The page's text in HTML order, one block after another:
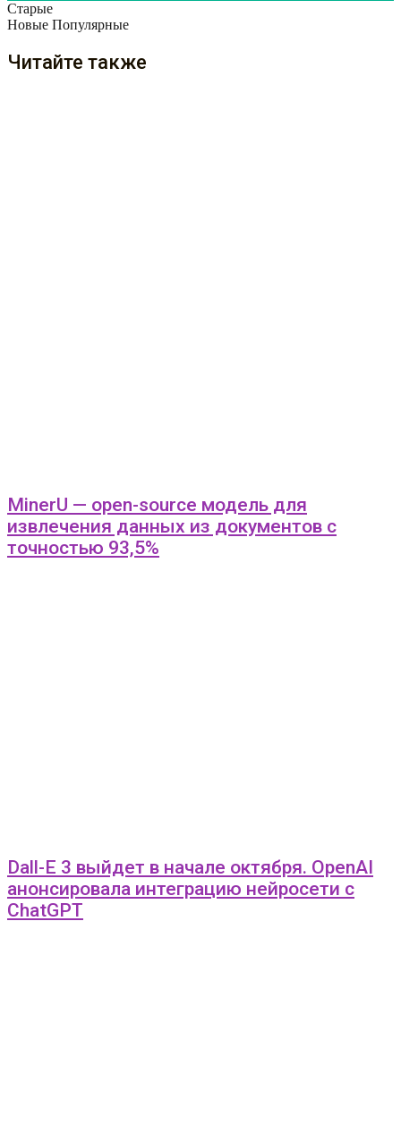
Старые
Новые Популярные
Читайте также
MinerU — open-source модель для
извлечения данных из документов с
точностью 93,5%
Dall-E 3 выйдет в начале октября. OpenAI
анонсировала интеграцию нейросети с
ChatGPT